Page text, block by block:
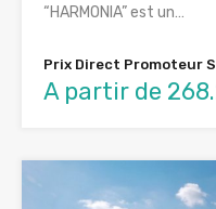
“HARMONIA” est un…
Prix Direct Promoteur
A partir de